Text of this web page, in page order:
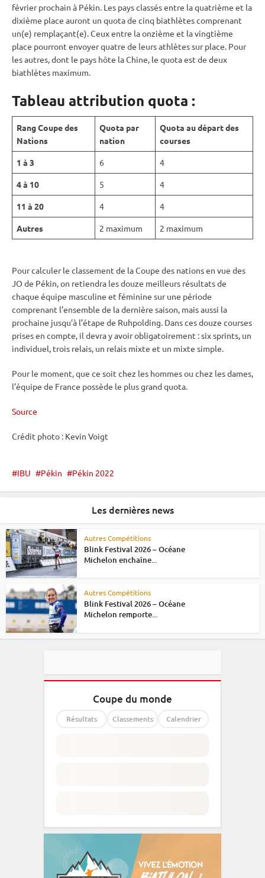
février prochain à Pékin. Les pays classés entre la quatrième et la
dixième place auront un quota de cinq biathlètes comprenant
un(e) remplaçant(e). Ceux entre la onzième et la vingtième
place pourront envoyer quatre de leurs athlètes sur place. Pour
les autres, dont le pays hôte la Chine, le quota est de deux
biathlètes maximum.
Tableau attribution quota :
Rang Coupe des
Nations
Quota par
nation
Quota au départ des
courses
1 à 3 6 4
4 à 10 5 4
11 à 20 4 4
Autres 2 maximum 2 maximum
Pour calculer le classement de la Coupe des nations en vue des
JO de Pékin, on retiendra les douze meilleurs résultats de
chaque équipe masculine et féminine sur une période
comprenant l’ensemble de la dernière saison, mais aussi la
prochaine jusqu’à l’étape de Ruhpolding. Dans ces douze courses
prises en compte, il devra y avoir obligatoirement : six sprints, un
individuel, trois relais, un relais mixte et un mixte simple.
Pour le moment, que ce soit chez les hommes ou chez les dames,
l’équipe de France possède le plus grand quota.
Source
Crédit photo : Kevin Voigt
IBU Pékin Pékin 2022
Les dernières news
Autres Compétitions
Blink Festival 2026 – Océane
Michelon enchaîne...
Autres Compétitions
Blink Festival 2026 – Océane
Michelon remporte...
Coupe du monde
Résultats Classements Calendrier